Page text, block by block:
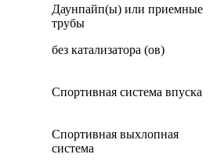
Даунпайп(ы) или приемные
трубы
без катализатора (ов)
Спортивная система впуска
Спортивная выхлопная
система